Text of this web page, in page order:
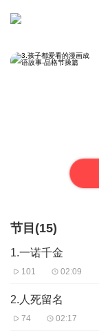
节目(15)
1.一诺千金
101 02:09
2.人死留名
74 02:17